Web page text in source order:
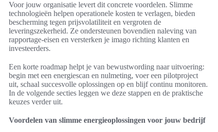
Voor jouw organisatie levert dit concrete voordelen. Slimme
technologieën helpen operationele kosten te verlagen, bieden
bescherming tegen prijsvolatiliteit en vergroten de
leveringszekerheid. Ze ondersteunen bovendien naleving van
rapportage-eisen en versterken je imago richting klanten en
investeerders.
Een korte roadmap helpt je van bewustwording naar uitvoering:
begin met een energiescan en nulmeting, voer een pilotproject
uit, schaal succesvolle oplossingen op en blijf continu monitoren.
In de volgende secties leggen we deze stappen en de praktische
keuzes verder uit.
Voordelen van slimme energieoplossingen voor jouw bedrijf